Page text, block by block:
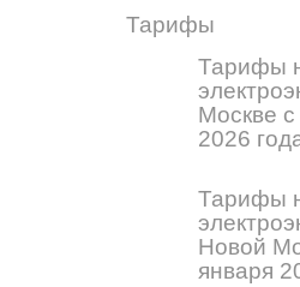
Тарифы
Тарифы
Москве
2026
Тарифы
Новой
января